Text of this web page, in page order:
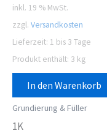
inkl. 19 % MwSt.
zzgl. Versandkosten
Lieferzeit: 1 bis 3 Tage
Produkt enthält: 3 kg
In den Warenkorb
Grundierung & Füller
1K